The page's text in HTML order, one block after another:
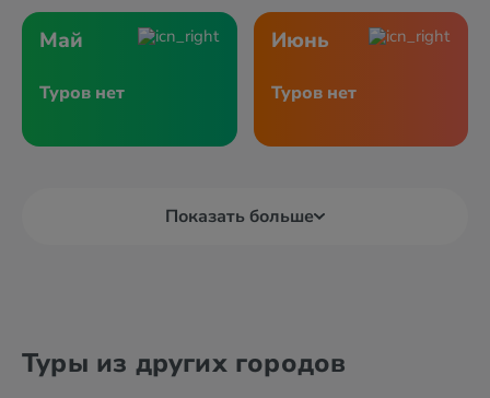
Май
Туров нет
Июнь
Туров нет
Показать больше
Туры из других городов